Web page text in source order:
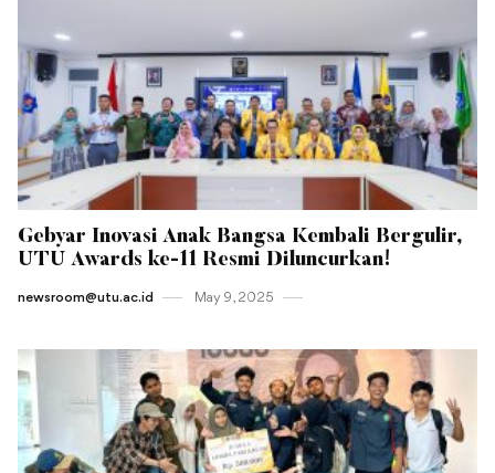
Gebyar Inovasi Anak Bangsa Kembali Bergulir,
UTU Awards ke-11 Resmi Diluncurkan!
newsroom@utu.ac.id May 9 , 2025